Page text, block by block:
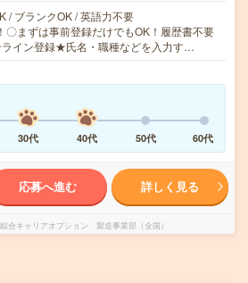
/ ブランクOK / 英語力不要
まずは事前登録だけでもOK！履歴書不要
ライン登録★氏名・職種などを入力す…
30代 40代 50代 60代
応募へ進む 詳しく見る
合キャリアオプション 製造事業部（全国）